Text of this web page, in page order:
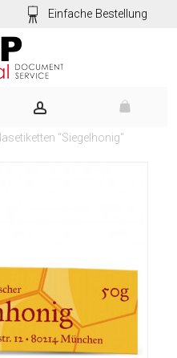
Einfache Bestellung
"Siegelhonig"